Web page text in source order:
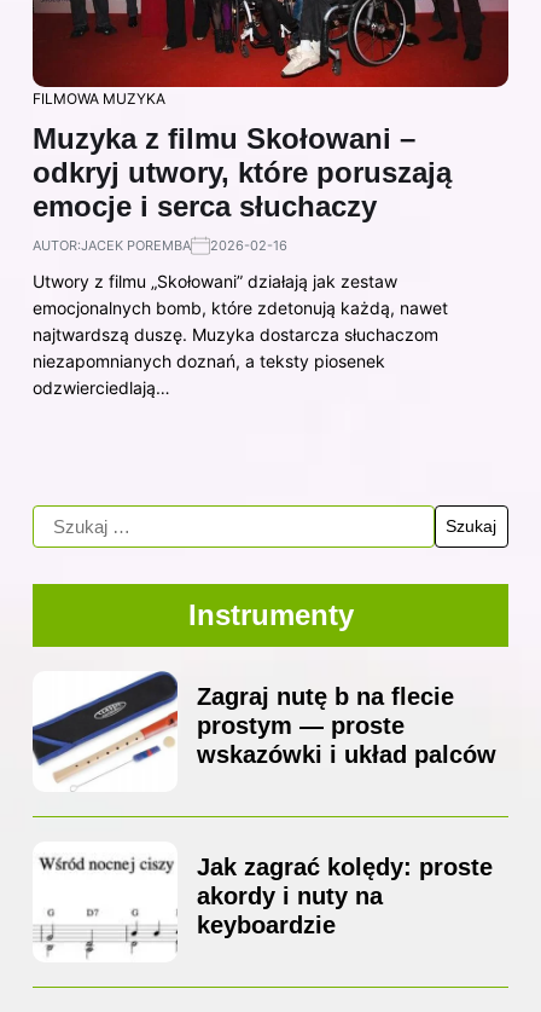
FILMOWA MUZYKA
Muzyka z filmu Skołowani –
odkryj utwory, które poruszają
emocje i serca słuchaczy
AUTOR:JACEK POREMBA 2026-02-16
Utwory z filmu „Skołowani” działają jak zestaw
emocjonalnych bomb, które zdetonują każdą, nawet
najtwardszą duszę. Muzyka dostarcza słuchaczom
niezapomnianych doznań, a teksty piosenek
odzwierciedlają…
Instrumenty
Zagraj nutę b na flecie
prostym — proste
wskazówki i układ palców
Jak zagrać kolędy: proste
akordy i nuty na
keyboardzie